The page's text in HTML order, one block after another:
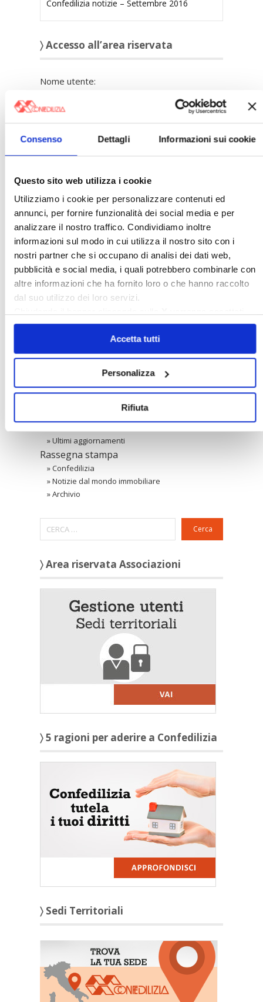
Consenso Dettagli Informazioni sui cookie
Questo sito web utilizza i cookie
Utilizziamo i cookie per personalizzare contenuti ed
annunci, per fornire funzionalità dei social media e per
analizzare il nostro traffico. Condividiamo inoltre
informazioni sul modo in cui utilizza il nostro sito con i
nostri partner che si occupano di analisi dei dati web,
pubblicità e social media, i quali potrebbero combinarle con
altre informazioni che ha fornito loro o che hanno raccolto
dal suo utilizzo dei loro servizi.
solo i cookie necessari.
Accetta tutti
Personalizza
Rifiuta
Confedilizia notizie – Settembre 2016
〉 Accesso all’area riservata
Nome utente:
Password:
connesso
Accesso
Registrazione
Password persa
〉 Banche dati
Legislazione e prassi
»Condominio
Locazione ad uso abitativo
»Locazione ad uso diverso dall'abitativo
Raccolta Confedilizia notizie
Novità
»Ultimi aggiornamenti
Rassegna stampa
»Confedilizia
»Notizie dal mondo immobiliare
»Archivio
Cerca
〉 Area riservata Associazioni
〉 5 ragioni per aderire a Confedilizia
〉 Sedi Territoriali